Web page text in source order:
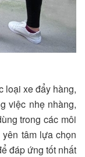
loại xe đẩy hàng,
việc nhẹ nhàng,
trong các môi
tâm lựa chọn
đáp ứng tốt nhất